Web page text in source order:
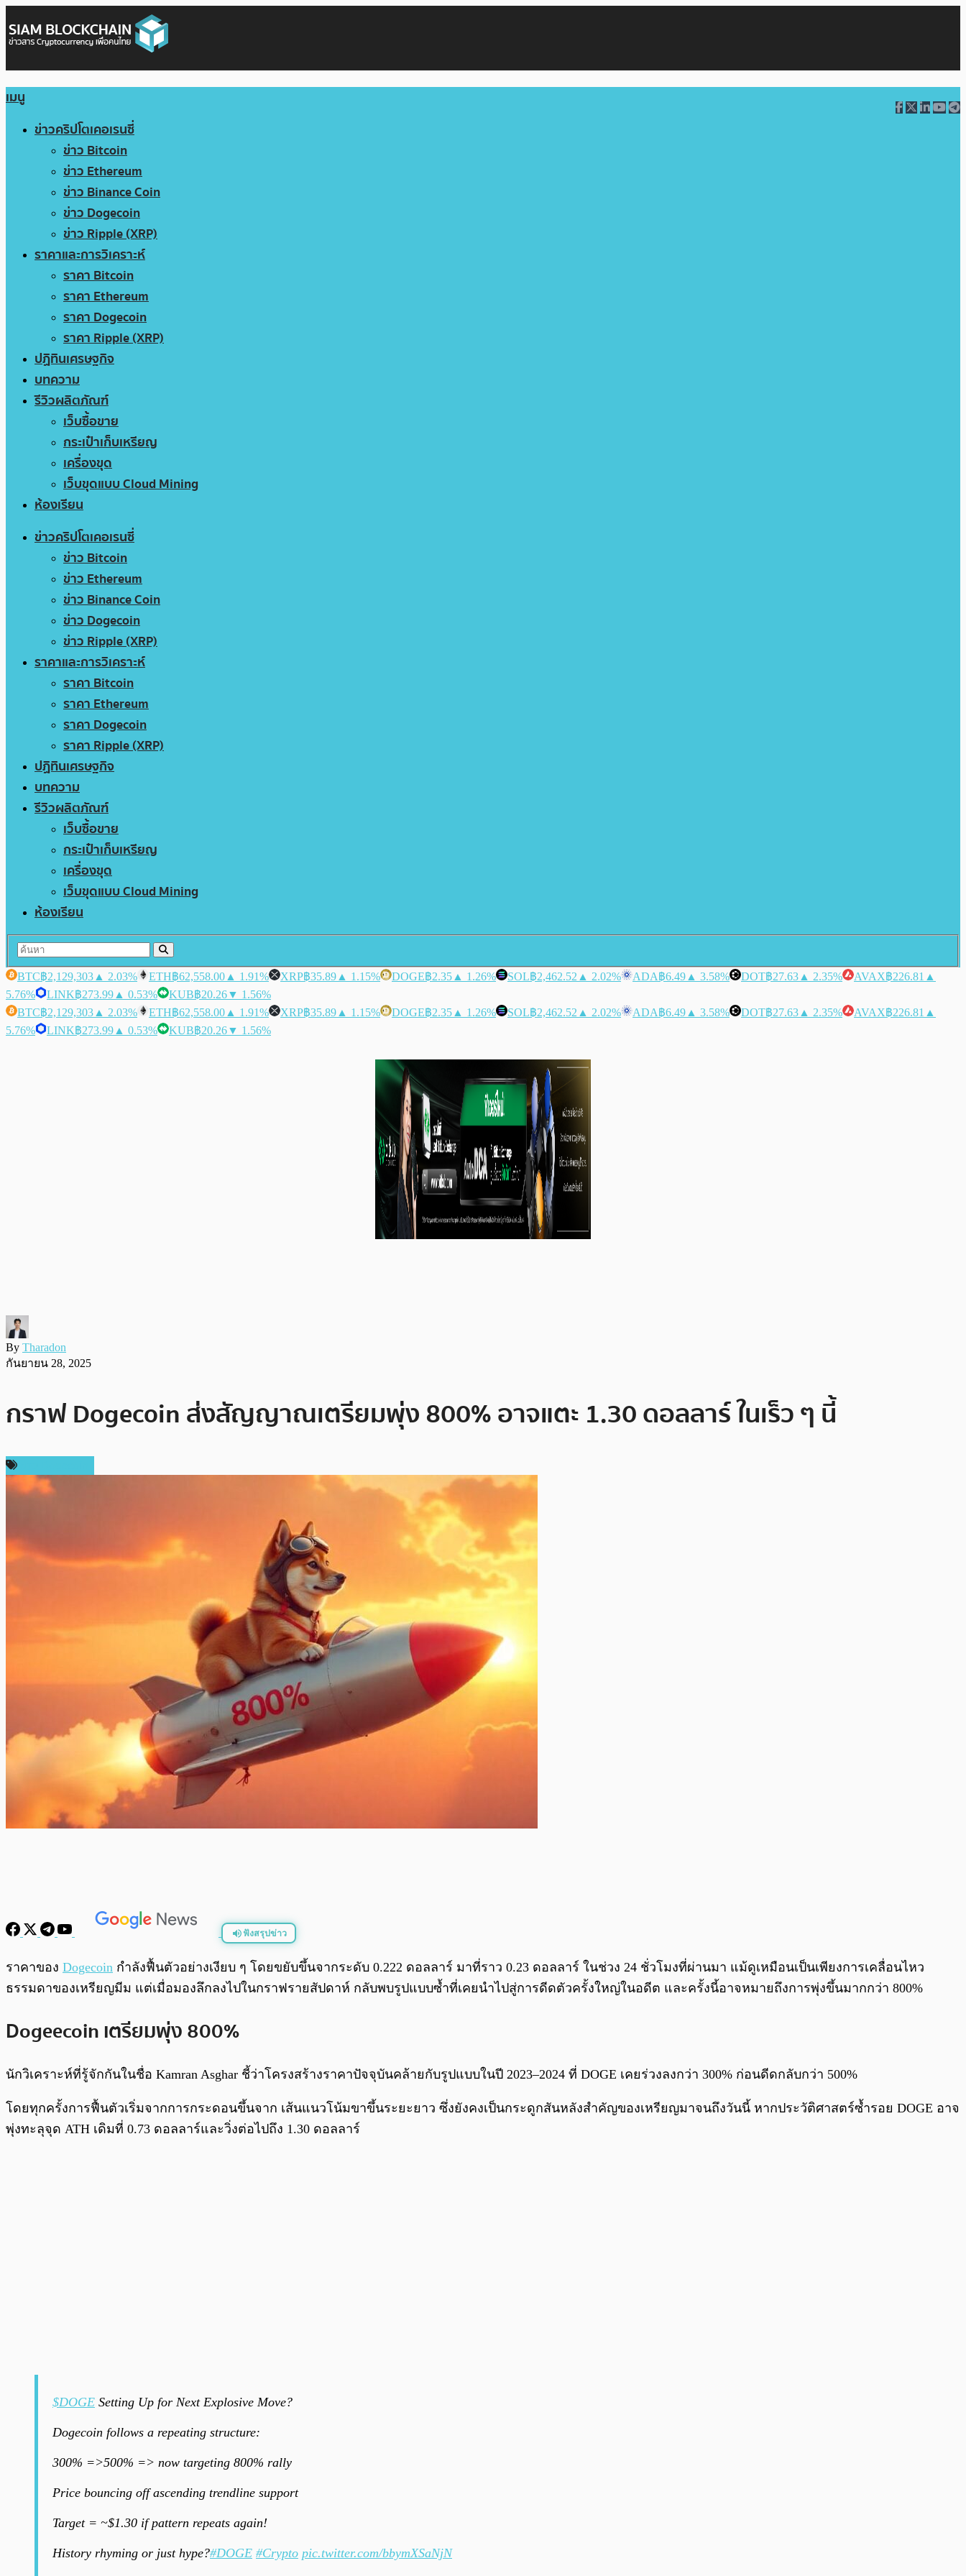
เมนู
ข่าวคริปโตเคอเรนซี่
ข่าว Bitcoin
ข่าว Ethereum
ข่าว Binance Coin
ข่าว Dogecoin
ข่าว Ripple (XRP)
ราคาและการวิเคราะห์
ราคา Bitcoin
ราคา Ethereum
ราคา Dogecoin
ราคา Ripple (XRP)
ปฏิทินเศรษฐกิจ
บทความ
รีวิวผลิตภัณฑ์
เว็บซื้อขาย
กระเป๋าเก็บเหรียญ
เครื่องขุด
เว็บขุดแบบ Cloud Mining
ห้องเรียน
ข่าวคริปโตเคอเรนซี่
ข่าว Bitcoin
ข่าว Ethereum
ข่าว Binance Coin
ข่าว Dogecoin
ข่าว Ripple (XRP)
ราคาและการวิเคราะห์
ราคา Bitcoin
ราคา Ethereum
ราคา Dogecoin
ราคา Ripple (XRP)
ปฏิทินเศรษฐกิจ
บทความ
รีวิวผลิตภัณฑ์
เว็บซื้อขาย
กระเป๋าเก็บเหรียญ
เครื่องขุด
เว็บขุดแบบ Cloud Mining
ห้องเรียน
BTC฿2,129,303 ▲ 2.03% ETH฿62,558.00 ▲ 1.91% XRP฿35.89 ▲ 1.15% DOGE฿2.35 ▲ 1.26% SOL฿2,462.52 ▲ 2.02% ADA฿6.49 ▲ 3.58% DOT฿27.63 ▲ 2.35% AVAX฿226.81 ▲
5.76%
LINK฿273.99 ▲ 0.53% KUB฿20.26▼ 1.56%
BTC฿2,129,303 ▲ 2.03% ETH฿62,558.00 ▲ 1.91% XRP฿35.89 ▲ 1.15% DOGE฿2.35 ▲ 1.26% SOL฿2,462.52 ▲ 2.02% ADA฿6.49 ▲ 3.58% DOT฿27.63 ▲ 2.35% AVAX฿226.81 ▲
5.76%
LINK฿273.99 ▲ 0.53% KUB฿20.26▼ 1.56%
By Tharadon
กันยายน 28, 2025
กราฟ Dogecoin ส่งสัญญาณเตรียมพุ่ง 800% อาจแตะ 1.30 ดอลลาร์ ในเร็ว ๆ นี้
ฟังสรุปข่าว
พร้อมเล่น 0:00/ 0:00
ราคาของ Dogecoin กำลังฟื้นตัวอย่างเงียบ ๆ โดยขยับขึ้นจากระดับ 0.222 ดอลลาร์ มาที่ราว 0.23 ดอลลาร์ ในช่วง 24 ชั่วโมงที่ผ่านมา แม้ดูเหมือนเป็นเพียงการเคลื่อนไหว
ธรรมดาของเหรียญมีม แต่เมื่อมองลึกลงไปในกราฟรายสัปดาห์ กลับพบรูปแบบซ้ำที่เคยนำไปสู่การดีดตัวครั้งใหญ่ในอดีต และครั้งนี้อาจหมายถึงการพุ่งขึ้นมากกว่า 800%
Dogeecoin เตรียมพุ่ง 800%
นักวิเคราะห์ที่รู้จักกันในชื่อ Kamran Asghar ชี้ว่าโครงสร้างราคาปัจจุบันคล้ายกับรูปแบบในปี 2023–2024 ที่ DOGE เคยร่วงลงกว่า 300% ก่อนดีดกลับกว่า 500%
โดยทุกครั้งการฟื้นตัวเริ่มจากการกระดอนขึ้นจาก เส้นแนวโน้มขาขึ้นระยะยาว ซึ่งยังคงเป็นกระดูกสันหลังสำคัญของเหรียญมาจนถึงวันนี้ หากประวัติศาสตร์ซ้ำรอย DOGE อาจ
พุ่งทะลุจุด ATH เดิมที่ 0.73 ดอลลาร์และวิ่งต่อไปถึง 1.30 ดอลลาร์
$DOGE Setting Up for Next Explosive Move?
Dogecoin follows a repeating structure:
300% =>500% => now targeting 800% rally
Price bouncing off ascending trendline support
Target = ~$1.30 if pattern repeats again!
History rhyming or just hype?#DOGE #Crypto pic.twitter.com/bbymXSaNjN